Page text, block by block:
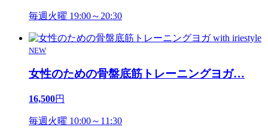
毎週火曜 19:00～20:30
NEW
女性のための骨盤底筋トレーニングヨガ…
16,500円
毎週火曜 10:00～11:30